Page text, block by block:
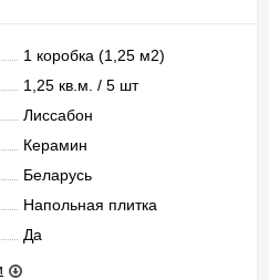
1 коробка (1,25 м2)
1,25 кв.м. / 5 шт
Лиссабон
Керамин
Беларусь
Напольная плитка
Да